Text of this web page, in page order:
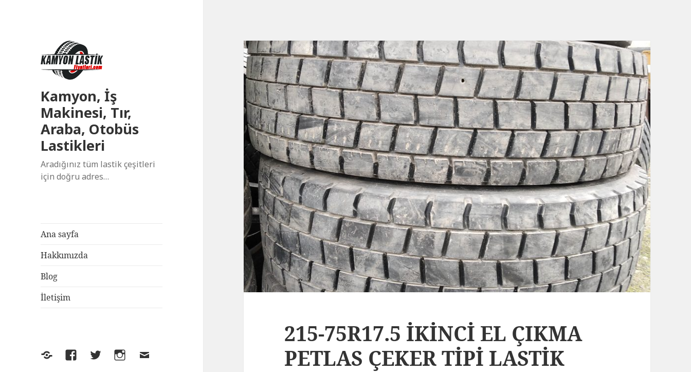
Kamyon, İş
Makinesi, Tır,
Araba, Otobüs
Lastikleri
Aradığınız tüm lastik çeşitleri
için doğru adres…
Ana sayfa
Hakkımızda
Blog
İletişim
Yelp FacebookTwitterInstagram
E-
215-75R17.5 İKİNCİ EL ÇIKMA
PETLAS ÇEKER TİPİ LASTİK